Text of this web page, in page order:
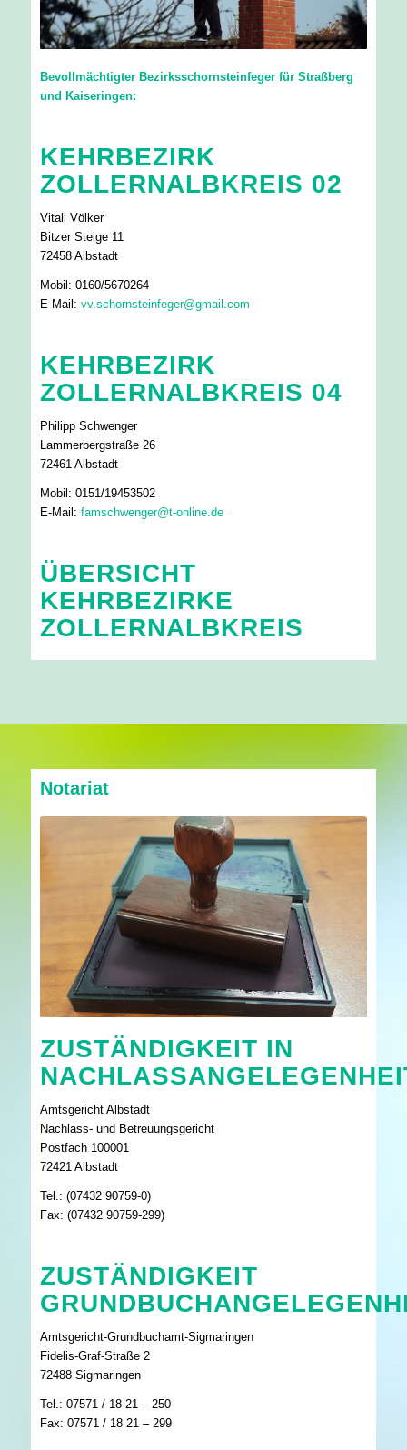
Bevollmächtigter Bezirksschornsteinfeger für Straßberg
und Kaiseringen:
KEHRBEZIRK
ZOLLERNALBKREIS 02
Vitali Völker
Bitzer Steige 11
72458 Albstadt
Mobil: 0160/5670264
E-Mail: vv.schornsteinfeger@gmail.com
KEHRBEZIRK
ZOLLERNALBKREIS 04
Philipp Schwenger
Lammerbergstraße 26
72461 Albstadt
Mobil: 0151/19453502
E-Mail: famschwenger@t-online.de
ÜBERSICHT
KEHRBEZIRKE
ZOLLERNALBKREIS
Notariat
ZUSTÄNDIGKEIT IN
Amtsgericht Albstadt
Nachlass- und Betreuungsgericht
Postfach 100001
72421 Albstadt
Tel.: (07432 90759-0)
Fax: (07432 90759-299)
ZUSTÄNDIGKEIT
Amtsgericht-Grundbuchamt-Sigmaringen
Fidelis-Graf-Straße 2
72488 Sigmaringen
Tel.: 07571 / 18 21 – 250
Fax: 07571 / 18 21 – 299